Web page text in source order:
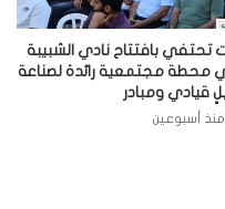
تحتفي بافتتاح نادي الشبيبة
محطة مجتمعية رائدة لصناعة
قيادي ومبادر
منذ أسبوعين